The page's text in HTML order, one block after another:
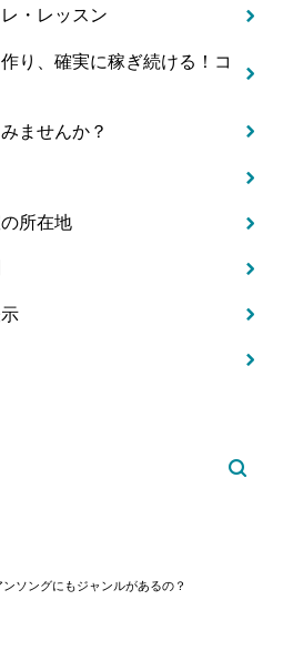
・レッスン
り、確実に稼ぎ続ける！コ
ませんか？
所在地
ソングにもジャンルがあるの？